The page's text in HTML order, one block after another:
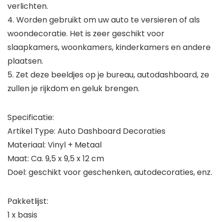
verlichten.
4. Worden gebruikt om uw auto te versieren of als
woondecoratie. Het is zeer geschikt voor
slaapkamers, woonkamers, kinderkamers en andere
plaatsen.
5. Zet deze beeldjes op je bureau, autodashboard, ze
zullen je rijkdom en geluk brengen.
Specificatie:
Artikel Type: Auto Dashboard Decoraties
Materiaal: Vinyl + Metaal
Maat: Ca. 9,5 x 9,5 x 12 cm
Doel: geschikt voor geschenken, autodecoraties, enz.
Pakketlijst:
1 x basis